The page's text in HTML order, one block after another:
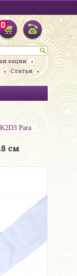
0
акции
Статьи
Para
см